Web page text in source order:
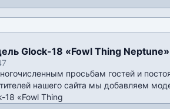
Glock-18 «Fowl Thing
просьбам гостей и
нашего сайта мы добавляем
18 «Fowl Thing